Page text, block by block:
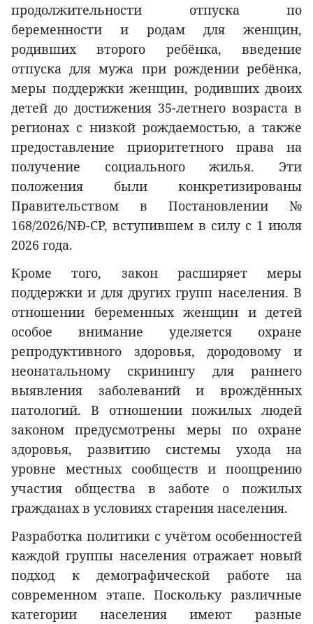
продолжительности отпуска по
беременности и родам для женщин,
родивших второго ребёнка, введение
отпуска для мужа при рождении ребёнка,
меры поддержки женщин, родивших двоих
детей до достижения 35-летнего возраста в
регионах с низкой рождаемостью, а также
предоставление приоритетного права на
получение социального жилья. Эти
положения были конкретизированы
Правительством в Постановлении №
168/2026/NĐ-CP, вступившем в силу с 1 июля
2026 года.
Кроме того, закон расширяет меры
поддержки и для других групп населения. В
отношении беременных женщин и детей
особое внимание уделяется охране
репродуктивного здоровья, дородовому и
неонатальному скринингу для раннего
выявления заболеваний и врождённых
патологий. В отношении пожилых людей
законом предусмотрены меры по охране
здоровья, развитию системы ухода на
уровне местных сообществ и поощрению
участия общества в заботе о пожилых
гражданах в условиях старения населения.
Разработка политики с учётом особенностей
каждой группы населения отражает новый
подход к демографической работе на
современном этапе. Поскольку различные
категории населения имеют разные